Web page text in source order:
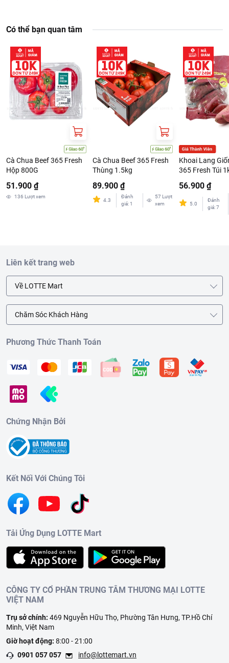
Có thể bạn quan tâm
Cà Chua Beef 365 Fresh
Hộp 800G
51.900 ₫
136 Lượt xem
Cà Chua Beef 365 Fresh
Thùng 1.5kg
89.900 ₫
4.3
Đánh
giá: 1
57 Lượt
xem
Khoai Lang
365 Fresh Túi
56.900 ₫
5.0
Đánh
giá:7
Liên kết trang web
Về LOTTE Mart
Chăm Sóc Khách Hàng
Phương Thức Thanh Toán
Chứng Nhận Bởi
Kết Nối Với Chúng Tôi
Tải Ứng Dụng LOTTE Mart
CÔNG TY CỔ PHẦN TRUNG TÂM THƯƠNG MẠI LOTTE
VIỆT NAM
Trụ sở chính: 469 Nguyễn Hữu Thọ, Phường Tân Hưng, TP.Hồ Chí
Minh, Việt Nam
Giờ hoạt động: 8:00 - 21:00
0901 057 057
info@lottemart.vn